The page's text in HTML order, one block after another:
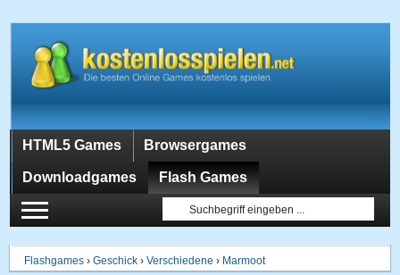
HTML5 Games Browsergames
Downloadgames Flash Games
Flashgames ›Geschick ›Verschiedene › Marmoot